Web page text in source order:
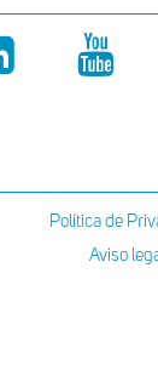
Política de
Aviso